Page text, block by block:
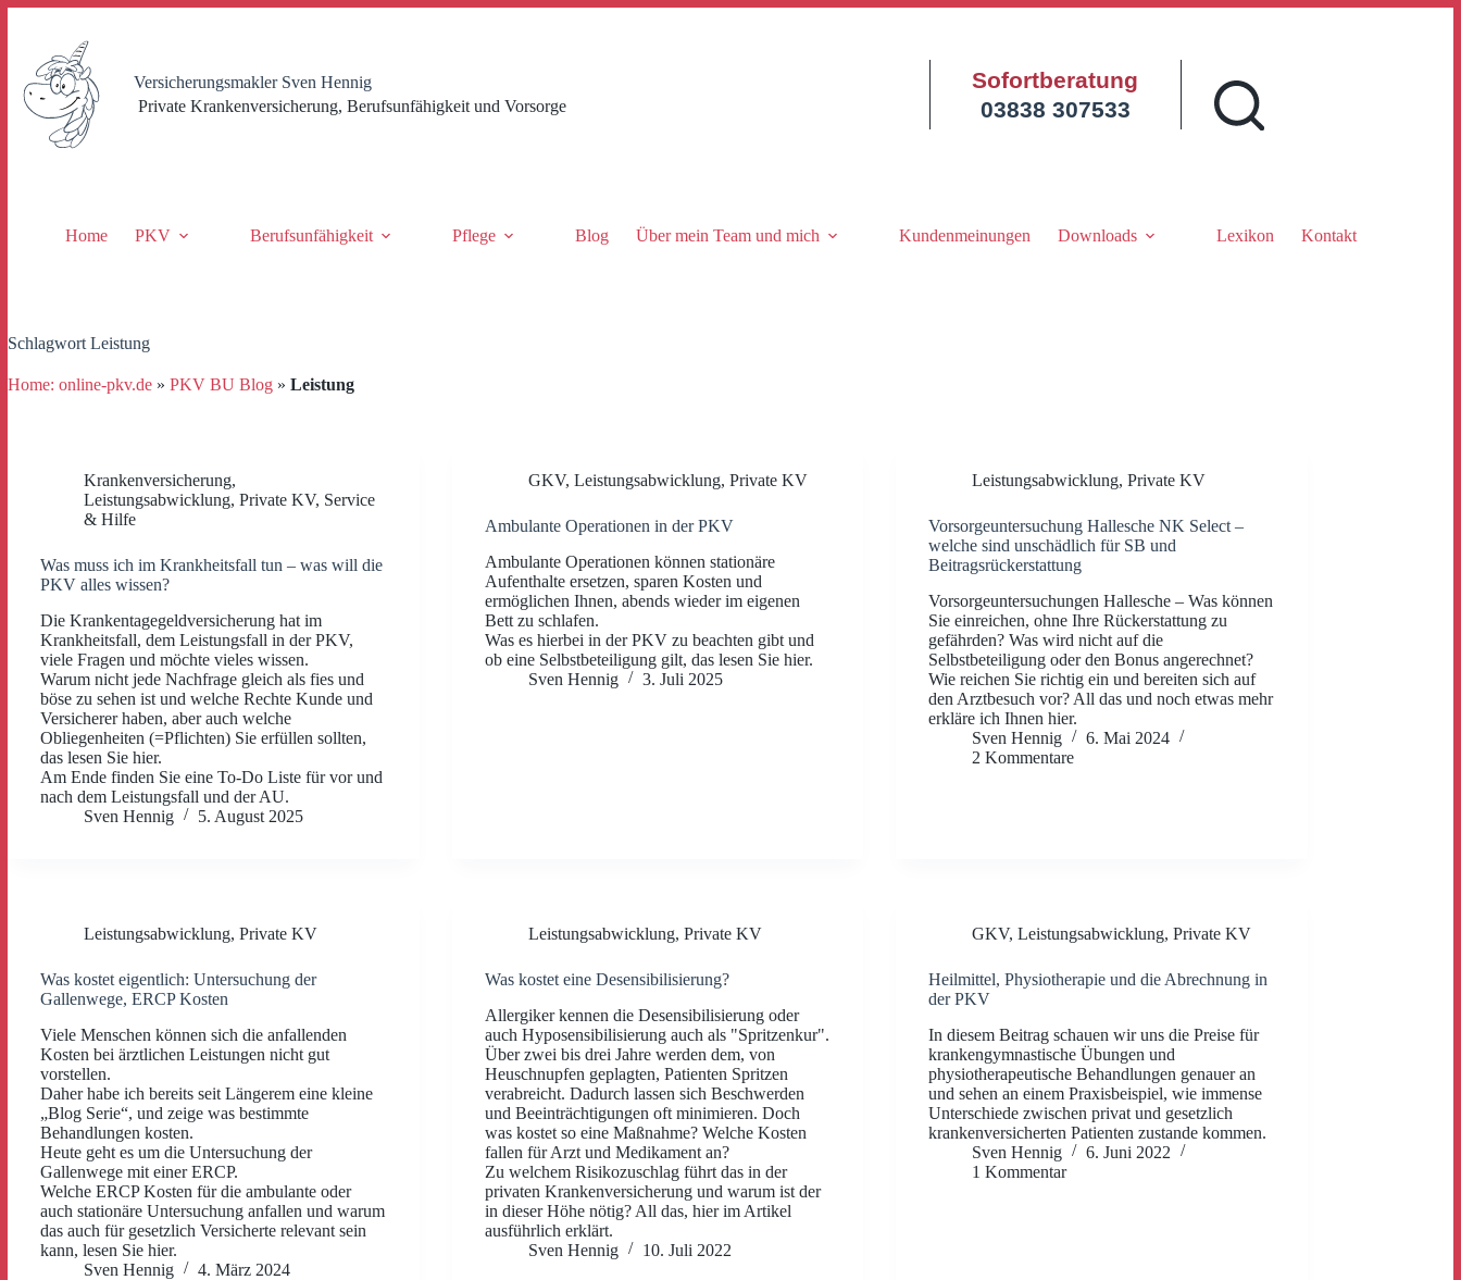
springen
Versicherungsmakler Sven Hennig
Private Krankenversicherung, Berufsunfähigkeit und Vorsorge
Sofortberatung
03838 307533
Home PKV Berufsunfähigkeit Pflege Blog Über mein Team und mich Kundenmeinungen Downloads Lexikon Kontakt
Schlagwort Leistung
Home: online-pkv.de » PKV BU Blog » Leistung
Krankenversicherung,
Leistungsabwicklung, Private KV, Service
& Hilfe
Was muss ich im Krankheitsfall tun – was will die
PKV alles wissen?
Die Krankentagegeldversicherung hat im
Krankheitsfall, dem Leistungsfall in der PKV,
viele Fragen und möchte vieles wissen.
Warum nicht jede Nachfrage gleich als fies und
böse zu sehen ist und welche Rechte Kunde und
Versicherer haben, aber auch welche
Obliegenheiten (=Pflichten) Sie erfüllen sollten,
das lesen Sie hier.
Am Ende finden Sie eine To-Do Liste für vor und
nach dem Leistungsfall und der AU.
Sven Hennig
5. August 2025
GKV, Leistungsabwicklung, Private KV
Ambulante Operationen in der PKV
Ambulante Operationen können stationäre
Aufenthalte ersetzen, sparen Kosten und
ermöglichen Ihnen, abends wieder im eigenen
Bett zu schlafen.
Was es hierbei in der PKV zu beachten gibt und
ob eine Selbstbeteiligung gilt, das lesen Sie hier.
Sven Hennig
3. Juli 2025
Leistungsabwicklung,Private KV
Vorsorgeuntersuchung Hallesche NK Select –
welche sind unschädlich für SB und
Beitragsrückerstattung
Vorsorgeuntersuchungen Hallesche – Was können
Sie einreichen, ohne Ihre Rückerstattung zu
gefährden? Was wird nicht auf die
Selbstbeteiligung oder den Bonus angerechnet?
Wie reichen Sie richtig ein und bereiten sich auf
den Arztbesuch vor? All das und noch etwas mehr
erkläre ich Ihnen hier.
Sven Hennig
6. Mai 2024
2 Kommentare
Leistungsabwicklung, Private KV
Was kostet eigentlich: Untersuchung der
Gallenwege, ERCP Kosten
Viele Menschen können sich die anfallenden
Kosten bei ärztlichen Leistungen nicht gut
vorstellen.
Daher habe ich bereits seit Längerem eine kleine
„Blog Serie“, und zeige was bestimmte
Behandlungen kosten.
Heute geht es um die Untersuchung der
Gallenwege mit einer ERCP.
Welche ERCP Kosten für die ambulante oder
auch stationäre Untersuchung anfallen und warum
das auch für gesetzlich Versicherte relevant sein
kann, lesen Sie hier.
Sven Hennig
4. März 2024
Leistungsabwicklung, Private KV
Was kostet eine Desensibilisierung?
Allergiker kennen die Desensibilisierung oder
auch Hyposensibilisierung auch als "Spritzenkur".
Über zwei bis drei Jahre werden dem, von
Heuschnupfen geplagten, Patienten Spritzen
verabreicht. Dadurch lassen sich Beschwerden
und Beeinträchtigungen oft minimieren. Doch
was kostet so eine Maßnahme? Welche Kosten
fallen für Arzt und Medikament an?
Zu welchem Risikozuschlag führt das in der
privaten Krankenversicherung und warum ist der
in dieser Höhe nötig? All das, hier im Artikel
ausführlich erklärt.
Sven Hennig
10. Juli 2022
GKV,Leistungsabwicklung,Private KV
Heilmittel, Physiotherapie und die Abrechnung in
der PKV
In diesem Beitrag schauen wir uns die Preise für
krankengymnastische Übungen und
physiotherapeutische Behandlungen genauer an
und sehen an einem Praxisbeispiel, wie immense
Unterschiede zwischen privat und gesetzlich
krankenversicherten Patienten zustande kommen.
Sven Hennig
6. Juni 2022
1 Kommentar